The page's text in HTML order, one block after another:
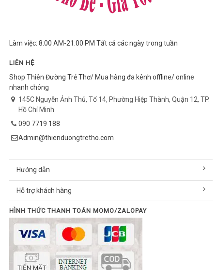
Làm việc: 8:00 AM-21:00 PM Tất cả các ngày trong tuần
LIÊN HỆ
Shop Thiên Đường Trẻ Thơ/ Mua hàng đa kênh offline/ online
nhanh chóng
145C Nguyễn Ảnh Thủ, Tổ 14, Phường Hiệp Thành, Quận 12, TP.
Hồ Chí Minh
090 7719 188
Admin@thienduongtretho.com
Hướng dẫn
Hỗ trợ khách hàng
HÌNH THỨC THANH TOÁN MOMO/ZALOPAY